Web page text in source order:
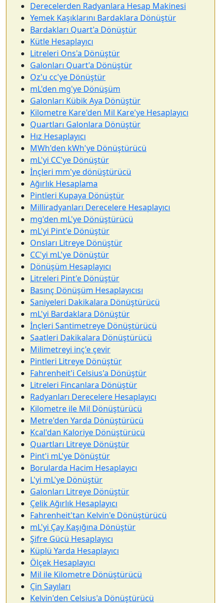
Derecelerden Radyanlara Hesap Makinesi
Yemek Kaşıklarını Bardaklara Dönüştür
Bardakları Quart'a Dönüştür
Kütle Hesaplayıcı
Litreleri Ons'a Dönüştür
Galonları Quart'a Dönüştür
Oz'u cc'ye Dönüştür
mL'den mg'ye Dönüşüm
Galonları Kübik Aya Dönüştür
Kilometre Kare'den Mil Kare'ye Hesaplayıcı
Quartları Galonlara Dönüştür
Hız Hesaplayıcı
MWh'den kWh'ye Dönüştürücü
mL'yi CC'ye Dönüştür
İnçleri mm'ye dönüştürücü
Ağırlık Hesaplama
Pintleri Kupaya Dönüştür
Milliradyanları Derecelere Hesaplayıcı
mg'den mL'ye Dönüştürücü
mL'yi Pint'e Dönüştür
Onsları Litreye Dönüştür
CC'yi mL'ye Dönüştür
Dönüşüm Hesaplayıcı
Litreleri Pint'e Dönüştür
Basınç Dönüşüm Hesaplayıcısı
Saniyeleri Dakikalara Dönüştürücü
mL'yi Bardaklara Dönüştür
İnçleri Santimetreye Dönüştürücü
Saatleri Dakikalara Dönüştürücü
Milimetreyi inç'e çevir
Pintleri Litreye Dönüştür
Fahrenheit'i Celsius'a Dönüştür
Litreleri Fincanlara Dönüştür
Radyanları Derecelere Hesaplayıcı
Kilometre ile Mil Dönüştürücü
Metre'den Yarda Dönüştürücü
Kcal'dan Kaloriye Dönüştürücü
Quartları Litreye Dönüştür
Pint'i mL'ye Dönüştür
Borularda Hacim Hesaplayıcı
L'yi mL'ye Dönüştür
Galonları Litreye Dönüştür
Çelik Ağırlık Hesaplayıcı
Fahrenheit'tan Kelvin'e Dönüştürücü
mL'yi Çay Kaşığına Dönüştür
Şifre Gücü Hesaplayıcı
Küplü Yarda Hesaplayıcı
Ölçek Hesaplayıcı
Mil ile Kilometre Dönüştürücü
Çin Sayıları
Kelvin'den Celsius'a Dönüştürücü